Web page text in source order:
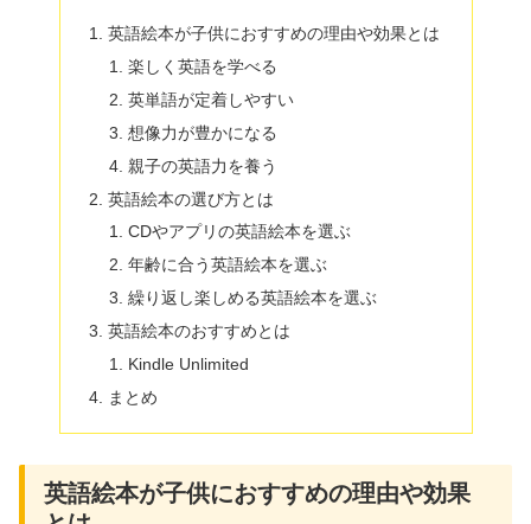
英語絵本が子供におすすめの理由や効果とは
楽しく英語を学べる
英単語が定着しやすい
想像力が豊かになる
親子の英語力を養う
英語絵本の選び方とは
CDやアプリの英語絵本を選ぶ
年齢に合う英語絵本を選ぶ
繰り返し楽しめる英語絵本を選ぶ
英語絵本のおすすめとは
Kindle Unlimited
まとめ
英語絵本が子供におすすめの理由や効果